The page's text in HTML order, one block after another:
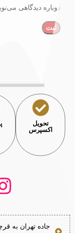
دوباره دیدگاهی
تحویل
اکسپرس
جاده تهران به